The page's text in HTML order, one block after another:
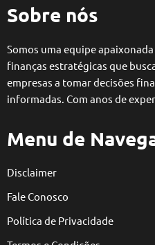
Sobre nós
Somos uma equipe
finanças estratégicas que
empresas a tomar decisões
informadas. Com anos de
Menu de
Disclaimer
Fale Conosco
Política de Privacidade